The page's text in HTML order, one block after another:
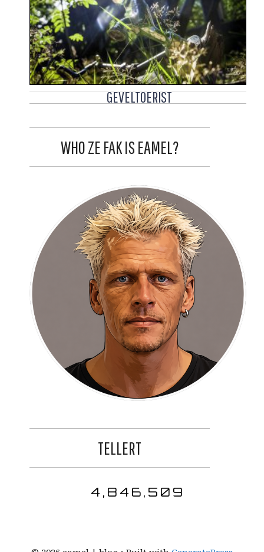
GEVELTOERIST
WHO ZE FAK IS EAMEL?
TELLERT
4,846,509